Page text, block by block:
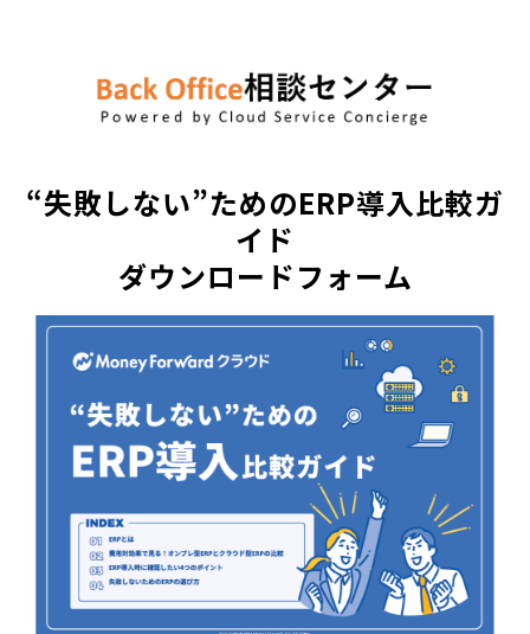
“失敗しない”ためのERP導入比較ガ
イド
ダウンロードフォーム